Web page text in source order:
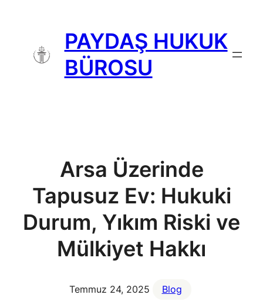
PAYDAŞ HUKUK
BÜROSU
Arsa Üzerinde
Tapusuz Ev: Hukuki
Durum, Yıkım Riski ve
Mülkiyet Hakkı
Temmuz 24, 2025 Blog